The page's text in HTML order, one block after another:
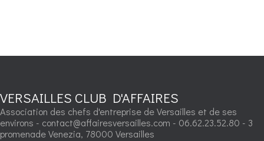
VERSAILLES CLUB D'AFFAIRES
Association des chefs d'entreprise de Versailles et de ses
environs - contact@affairesversailles.com - 06.62.23.52.80 - 3
promenade Venezia, 78000 Versailles